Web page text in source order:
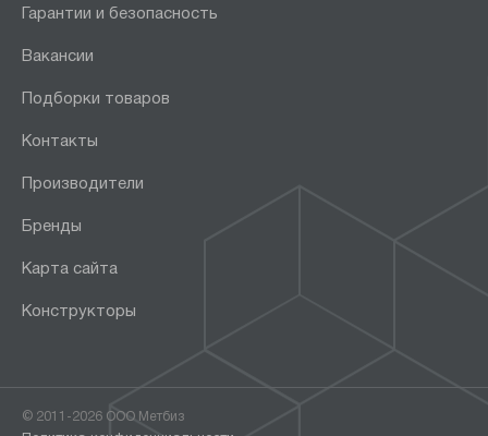
Гарантии и безопасность
Вакансии
Подборки товаров
Контакты
Производители
Бренды
Карта сайта
Конструкторы
© 2011-2026 ООО Метбиз